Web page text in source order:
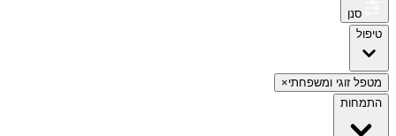
סנן
טיפול
מטפל זוגי ומשפחתי×
התמחות